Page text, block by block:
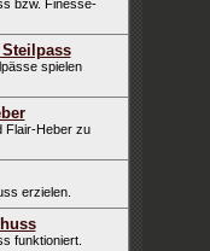
bzw. Finesse-
spielen
Flair-Heber zu
erzielen.
funktioniert.